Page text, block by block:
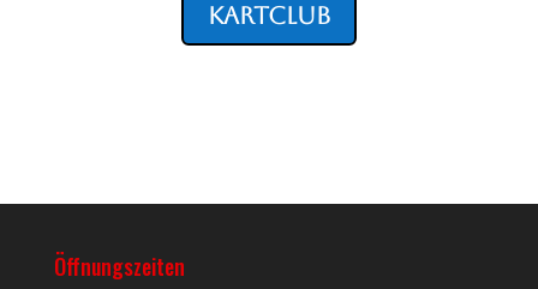
KartClub
Öffnungszeiten